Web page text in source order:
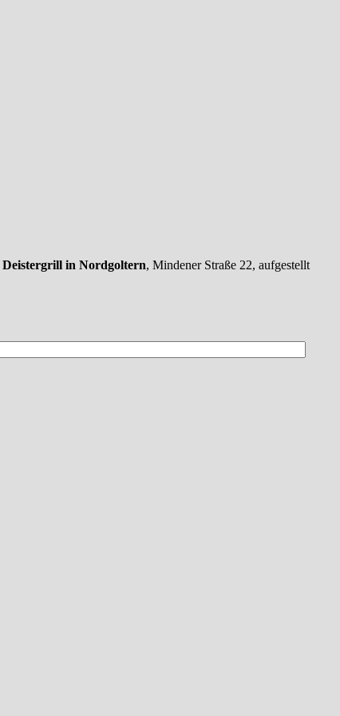
Deistergrill in Nordgoltern, Mindener Straße 22, aufgestellt